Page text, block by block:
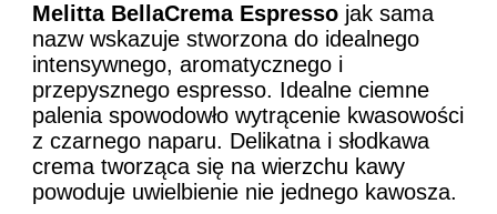
Melitta BellaCrema Espresso jak sama
nazw wskazuje stworzona do idealnego
intensywnego, aromatycznego i
przepysznego espresso. Idealne ciemne
palenia spowodowło wytrącenie kwasowości
z czarnego naparu. Delikatna i słodkawa
crema tworząca się na wierzchu kawy
powoduje uwielbienie nie jednego kawosza.